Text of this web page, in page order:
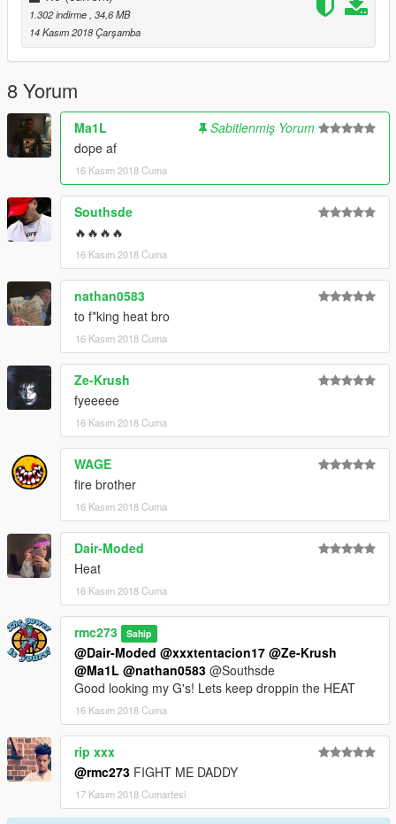
1.302 indirme , 34,6 MB
14 Kasım 2018 Çarşamba
8 Yorum
Ma1L
Sabitlenmiş Yorum
dope af
16 Kasım 2018 Cuma
Southsde
🔥🔥🔥🔥
16 Kasım 2018 Cuma
nathan0583
to f*king heat bro
16 Kasım 2018 Cuma
Ze-Krush
fyeeeee
16 Kasım 2018 Cuma
WAGE
fire brother
16 Kasım 2018 Cuma
Dair-Moded
Heat
16 Kasım 2018 Cuma
rmc273 Sahip
@Dair-Moded @xxxtentacion17 @Ze-Krush
@Ma1L @nathan0583 @Southsde
Good looking my G's! Lets keep droppin the HEAT
16 Kasım 2018 Cuma
rip xxx
@rmc273 FIGHT ME DADDY
17 Kasım 2018 Cumartesi